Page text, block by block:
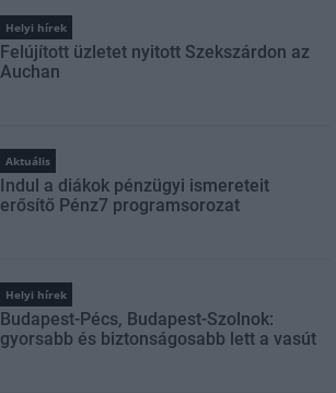
Helyi hírek
Felújított üzletet nyitott Szekszárdon az
Auchan
Aktuális
Indul a diákok pénzügyi ismereteit
erősítő Pénz7 programsorozat
Helyi hírek
Budapest-Pécs, Budapest-Szolnok:
gyorsabb és biztonságosabb lett a vasút